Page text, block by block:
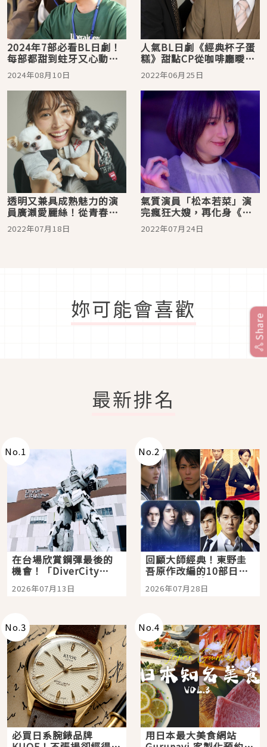
2024年7部必看BL日劇！
每部都甜到蛀牙又心動滿
滿
2024年08月10日
人氣BL日劇《經典杯子蛋
糕》甜點CP從咖啡廳曖昧
到家裡！為還原漫畫唯美
橋段鮮肉木村達狂吃鬆餅8
小時
2022年06月25日
透明又兼具成熟魅力的演
員廣瀨愛麗絲！從青春女
高中生演到獨立自主女性
令人驚艷
2022年07月18日
氣質演員「松本若菜」演
完瘋狂大嫂，再化身《復
讐的未亡人》展現致命吸
引力！
2022年07月24日
妳可能會喜歡
最新排名
No.1
在台場欣賞鋼彈最後的
機會！「DiverCity
Tokyo Plaza」搭船、
購物、美食及夜景，一
2026年07月13日
No.2
回顧大師經典！東野圭
吾原作改編的10部日本
影視作品推薦
2026年07月28日
No.3
必買日系腕錶品牌
No.4
用日本最大美食網站
Share